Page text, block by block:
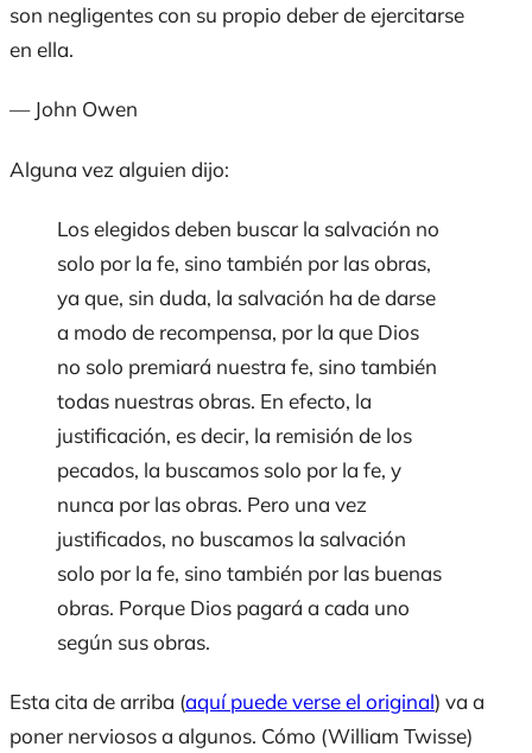
son negligentes con su propio deber de ejercitarse
en ella.
— John Owen
Alguna vez alguien dijo:
Los elegidos deben buscar la salvación no
solo por la fe, sino también por las obras,
ya que, sin duda, la salvación ha de darse
a modo de recompensa, por la que Dios
no solo premiará nuestra fe, sino también
todas nuestras obras. En efecto, la
justificación, es decir, la remisión de los
pecados, la buscamos solo por la fe, y
nunca por las obras. Pero una vez
justificados, no buscamos la salvación
solo por la fe, sino también por las buenas
obras. Porque Dios pagará a cada uno
según sus obras.
Esta cita de arriba (aquí puede verse el original) va a
poner nerviosos a algunos. Cómo (William Twisse)